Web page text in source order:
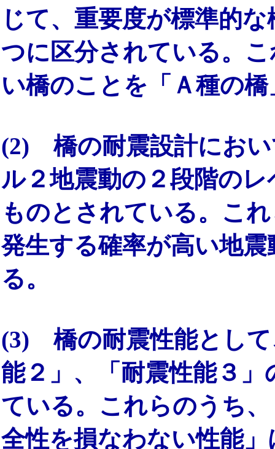
じて、重要度が標準的
つに区分されている。
い橋のことを「Ａ種の
(2) 橋の耐震設計におい
ル２地震動の２段階の
ものとされている。こ
発生する確率が高い地
る。
(3) 橋の耐震性能として
能２」、「耐震性能３
ている。これらのうち
全性を損なわない性能